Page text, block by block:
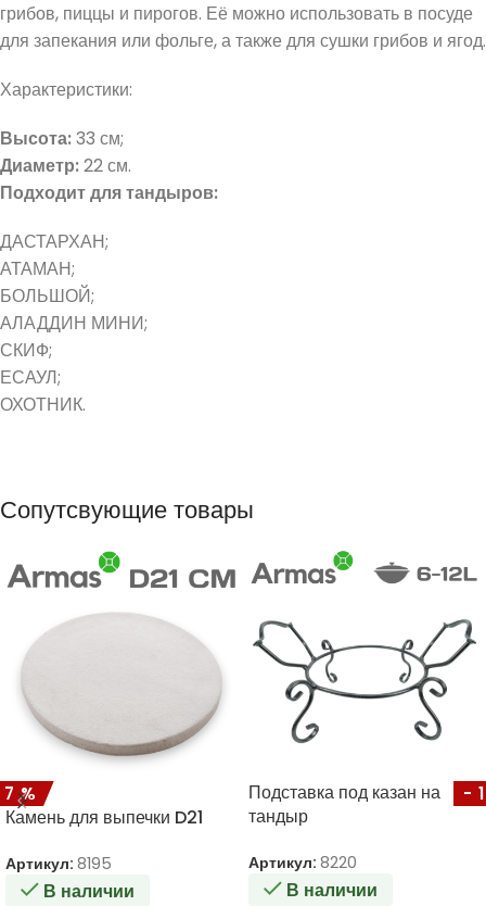
грибов, пиццы и пирогов. Её можно использовать в посуде
для запекания или фольге, а также для сушки грибов и ягод.
Характеристики:
Высота:33 см;
Диаметр:22 см.
Подходит для тандыров:
ДАСТАРХАН;
АТАМАН;
БОЛЬШОЙ;
АЛАДДИН МИНИ;
СКИФ;
ЕСАУЛ;
ОХОТНИК.
Сопутсвующие товары
Камень для выпечки D21
Артикул: 8195
В наличии
Подставка под казан на
тандыр
Артикул: 8220
В наличии
-